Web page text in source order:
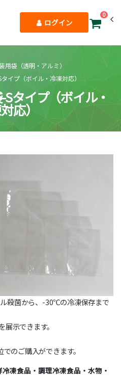
ログイン
0
用袋（透明・アルミ）
イプ（ボイル・冷凍対応）
タイプ（ボイル・
応）
殺菌から、-30℃の冷凍保存まで
示できます。
のご購入ができます。
凍食品・調理冷凍食品・水物・